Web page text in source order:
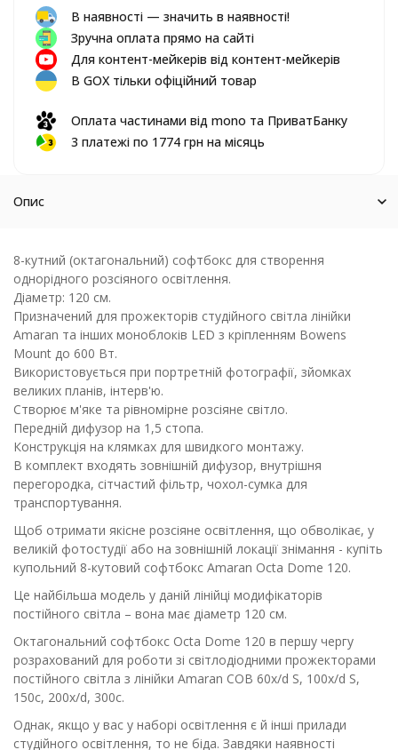
В наявності — значить в наявності!
Зручна оплата прямо на сайті
Для контент-мейкерів від контент-мейкерів
В GOX тільки офіційний товар
Оплата частинами від mono та ПриватБанку
3 платежі по 1774 грн на місяць
Опис
8-кутний (октагональний) софтбокс для створення
однорідного розсіяного освітлення.
Діаметр: 120 см.
Призначений для прожекторів студійного світла лінійки
Amaran та інших моноблоків LED з кріпленням Bowens
Mount до 600 Вт.
Використовується при портретній фотографії, зйомках
великих планів, інтерв'ю.
Створює м'яке та рівномірне розсіяне світло.
Передній дифузор на 1,5 стопа.
Конструкція на клямках для швидкого монтажу.
В комплект входять зовнішній дифузор, внутрішня
перегородка, сітчастий фільтр, чохол-сумка для
транспортування.
Щоб отримати якісне розсіяне освітлення, що обволікає, у
великій фотостудії або на зовнішній локації знімання - купіть
купольний 8-кутовий софтбокс Amaran Octa Dome 120.
Це найбільша модель у даній лінійці модифікаторів
постійного світла – вона має діаметр 120 см.
Октагональний софтбокс Octa Dome 120 в першу чергу
розрахований для роботи зі світлодіодними прожекторами
постійного світла з лінійки Amaran COB 60x/d S, 100x/d S,
150c, 200x/d, 300c.
Однак, якщо у вас у наборі освітлення є й інші прилади
студійного освітлення, то не біда. Завдяки наявності